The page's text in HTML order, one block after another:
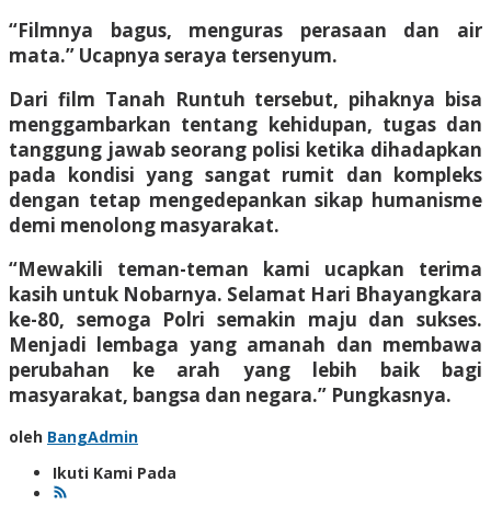
“Filmnya bagus, menguras perasaan dan air
mata.” Ucapnya seraya tersenyum.
Dari film Tanah Runtuh tersebut, pihaknya bisa
menggambarkan tentang kehidupan, tugas dan
tanggung jawab seorang polisi ketika dihadapkan
pada kondisi yang sangat rumit dan kompleks
dengan tetap mengedepankan sikap humanisme
demi menolong masyarakat.
“Mewakili teman-teman kami ucapkan terima
kasih untuk Nobarnya. Selamat Hari Bhayangkara
ke-80, semoga Polri semakin maju dan sukses.
Menjadi lembaga yang amanah dan membawa
perubahan ke arah yang lebih baik bagi
masyarakat, bangsa dan negara.” Pungkasnya.
oleh BangAdmin
Ikuti Kami Pada